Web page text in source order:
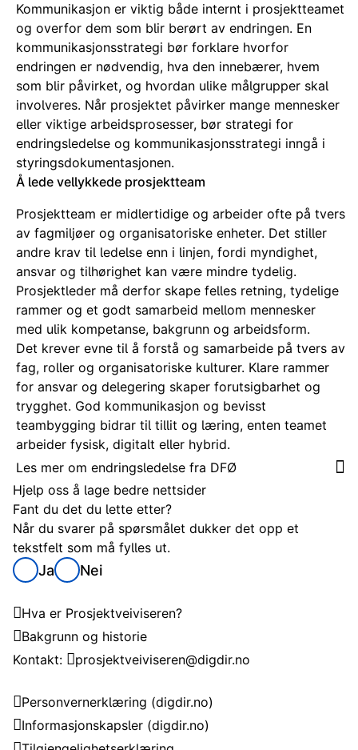
Kommunikasjon er viktig både internt i prosjektteamet
og overfor dem som blir berørt av endringen. En
kommunikasjonsstrategi bør forklare hvorfor
endringen er nødvendig, hva den innebærer, hvem
som blir påvirket, og hvordan ulike målgrupper skal
involveres. Når prosjektet påvirker mange mennesker
eller viktige arbeidsprosesser, bør strategi for
endringsledelse og kommunikasjonsstrategi inngå i
styringsdokumentasjonen.
Å lede vellykkede prosjektteam
Prosjektteam er midlertidige og arbeider ofte på tvers
av fagmiljøer og organisatoriske enheter. Det stiller
andre krav til ledelse enn i linjen, fordi myndighet,
ansvar og tilhørighet kan være mindre tydelig.
Prosjektleder må derfor skape felles retning, tydelige
rammer og et godt samarbeid mellom mennesker
med ulik kompetanse, bakgrunn og arbeidsform.
Det krever evne til å forstå og samarbeide på tvers av
fag, roller og organisatoriske kulturer. Klare rammer
for ansvar og delegering skaper forutsigbarhet og
trygghet. God kommunikasjon og bevisst
teambygging bidrar til tillit og læring, enten teamet
arbeider fysisk, digitalt eller hybrid.
Les mer om endringsledelse fra DFØ
Hjelp oss å lage bedre nettsider
Fant du det du lette etter?
Når du svarer på spørsmålet dukker det opp et
tekstfelt som må fylles ut.
Ja Nei
Hva er Prosjektveiviseren?
Bakgrunn og historie
Kontakt:
prosjektveiviseren@digdir.no
Personvernerklæring (digdir.no)
Informasjonskapsler (digdir.no)